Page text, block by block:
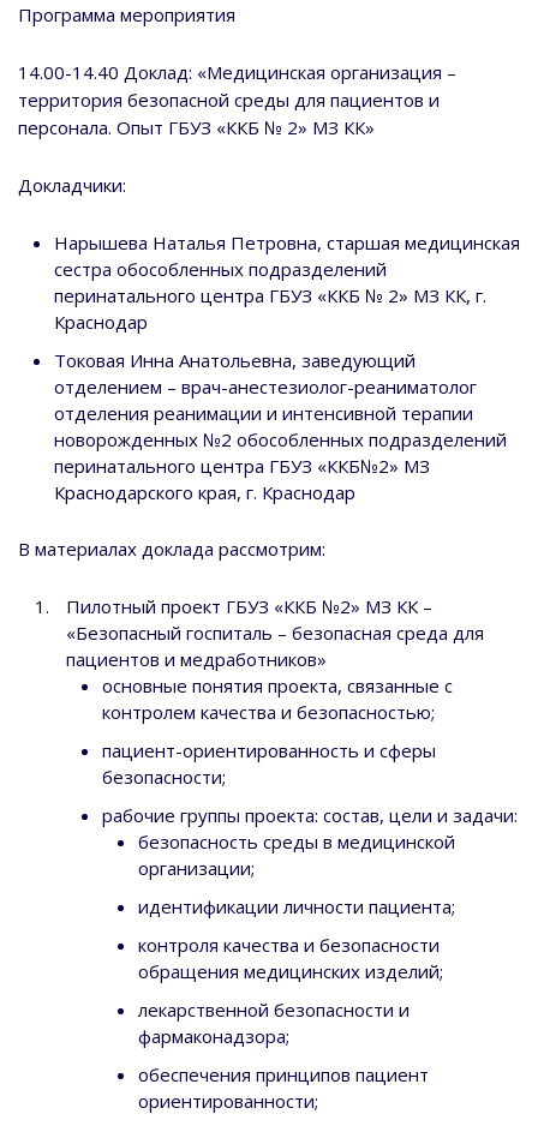
Программа мероприятия
14.00-14.40 Доклад: «Медицинская организация –
территория безопасной среды для пациентов и
персонала. Опыт ГБУЗ «ККБ № 2» МЗ КК»
Докладчики:
Нарышева Наталья Петровна, старшая медицинская
сестра обособленных подразделений
перинатального центра ГБУЗ «ККБ № 2» МЗ КК, г.
Краснодар
Токовая Инна Анатольевна, заведующий
отделением – врач-анестезиолог-реаниматолог
отделения реанимации и интенсивной терапии
новорожденных №2 обособленных подразделений
перинатального центра ГБУЗ «ККБ№2» МЗ
Краснодарского края, г. Краснодар
В материалах доклада рассмотрим:
Пилотный проект ГБУЗ «ККБ №2» МЗ КК –
«Безопасный госпиталь – безопасная среда для
пациентов и медработников»
основные понятия проекта, связанные с
контролем качества и безопасностью;
пациент-ориентированность и сферы
безопасности;
рабочие группы проекта: состав, цели и задачи:
безопасность среды в медицинской
организации;
идентификации личности пациента;
контроля качества и безопасности
обращения медицинских изделий;
лекарственной безопасности и
фармаконадзора;
обеспечения принципов пациент
ориентированности;